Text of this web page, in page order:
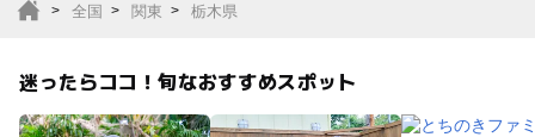
サファリパーク
植物園・フラワーパー
全国 関東 栃木県
迷ったらココ！旬なおすすめスポット